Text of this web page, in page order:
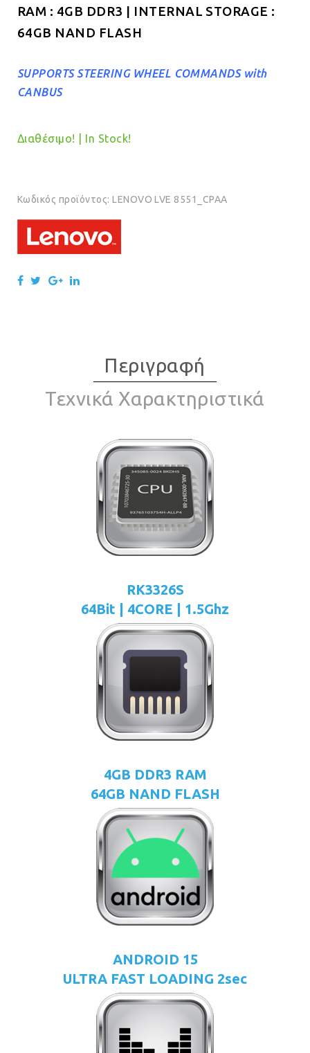
RAM : 4GB DDR3 | INTERNAL STORAGE :
64GB NAND FLASH
SUPPORTS STEERING WHEEL COMMANDS with
CANBUS
Διαθέσιμο! | In Stock!
Κωδικός προϊόντος:LENOVO LVE 8551_CPAA
Περιγραφή
Τεχνικά Χαρακτηριστικά
RK3326S
64Bit | 4CORE | 1.5Ghz
4GB DDR3 RAM
64GB NAND FLASH
ANDROID 15
ULTRA FAST LOADING 2sec